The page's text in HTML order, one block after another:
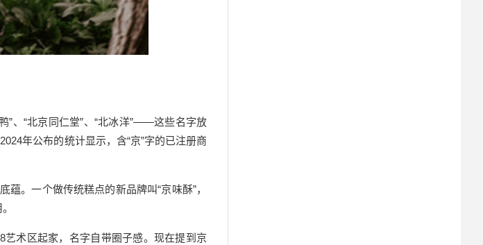
”、“北京同仁堂”、“北冰洋”——这些名字放
年公布的统计显示，含“京”字的已注册商
蕴。一个做传统糕点的新品牌叫“京味酥”，
艺术区起家，名字自带圈子感。现在提到京